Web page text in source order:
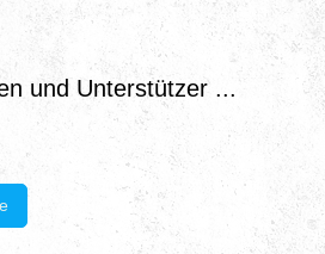
und Unterstützer ...